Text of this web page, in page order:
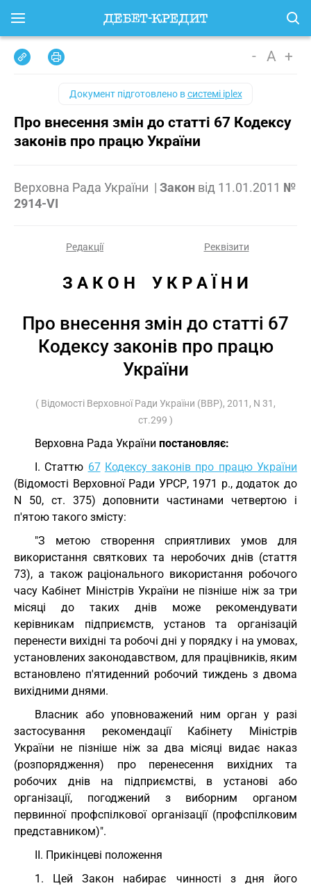
- A +
Документ підготовлено всистемі iplex
Про внесення змін до статті 67 Кодексу
законів про працю України
Верховна Рада України | Закон від 11.01.2011 №
2914-VI
Редакції Реквізити
З А К О Н    У К Р А Ї Н И
Про внесення змін до статті 67
Кодексу законів про працю
України
( Відомості Верховної Ради України (ВВР), 2011, N 31,
ст.299 )
Верховна Рада України постановляє:
I. Статтю 67 Кодексу законів про працю України
(Відомості Верховної Ради УРСР, 1971 р., додаток до
N 50, ст. 375) доповнити частинами четвертою і
п'ятою такого змісту:
"З метою створення сприятливих умов для
використання святкових та неробочих днів (стаття
73), а також раціонального використання робочого
часу Кабінет Міністрів України не пізніше ніж за три
місяці до таких днів може рекомендувати
керівникам підприємств, установ та організацій
перенести вихідні та робочі дні у порядку і на умовах,
установлених законодавством, для працівників, яким
встановлено п'ятиденний робочий тиждень з двома
вихідними днями.
Власник або уповноважений ним орган у разі
застосування рекомендації Кабінету Міністрів
України не пізніше ніж за два місяці видає наказ
(розпорядження) про перенесення вихідних та
робочих днів на підприємстві, в установі або
організації, погоджений з виборним органом
первинної профспілкової організації (профспілковим
представником)".
II. Прикінцеві положення
1. Цей Закон набирає чинності з дня його